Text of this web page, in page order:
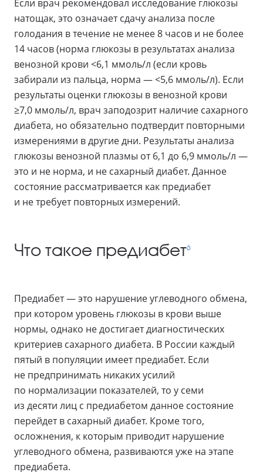
Если врач рекомендовал исследование глюкозы
натощак, это означает сдачу анализа после
голодания в течение не менее 8 часов и не более
14 часов (норма глюкозы в результатах анализа
венозной крови <6,1 ммоль/л (если кровь
забирали из пальца, норма — <5,6 ммоль/л). Если
результаты оценки глюкозы в венозной крови
≥7,0 ммоль/л, врач заподозрит наличие сахарного
диабета, но обязательно подтвердит повторными
измерениями в другие дни. Результаты анализа
глюкозы венозной плазмы от 6,1 до 6,9 ммоль/л —
это и не норма, и не сахарный диабет. Данное
состояние рассматривается как предиабет
и не требует повторных измерений.
Что такое предиабет6
Предиабет — это нарушение углеводного обмена,
при котором уровень глюкозы в крови выше
нормы, однако не достигает диагностических
критериев сахарного диабета. В России каждый
пятый в популяции имеет предиабет. Если
не предпринимать никаких усилий
по нормализации показателей, то у семи
из десяти лиц с предиабетом данное состояние
перейдет в сахарный диабет. Кроме того,
осложнения, к которым приводит нарушение
углеводного обмена, развиваются уже на этапе
предиабета.